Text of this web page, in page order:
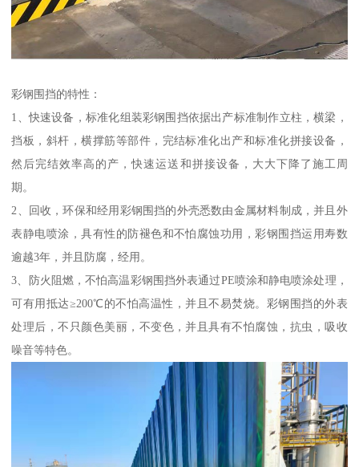
彩钢围挡的特性：
1、快速设备，标准化组装彩钢围挡依据出产标准制作立柱，横梁，
挡板，斜杆，横撑筋等部件，完结标准化出产和标准化拼接设备，
然后完结效率高的产，快速运送和拼接设备，大大下降了施工周
期。
2、回收，环保和经用彩钢围挡的外壳悉数由金属材料制成，并且外
表静电喷涂，具有性的防褪色和不怕腐蚀功用，彩钢围挡运用寿数
逾越3年，并且防腐，经用。
3、防火阻燃，不怕高温彩钢围挡外表通过PE喷涂和静电喷涂处理，
可有用抵达≥200℃的不怕高温性，并且不易焚烧。彩钢围挡的外表
处理后，不只颜色美丽，不变色，并且具有不怕腐蚀，抗虫，吸收
噪音等特色。